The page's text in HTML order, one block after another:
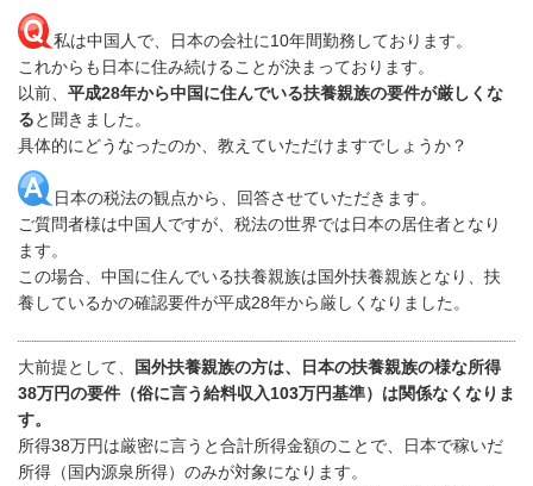
私は中国人で、日本の会社に10年間勤務しております。
これからも日本に住み続けることが決まっております。
以前、 平成28年から中国に住んでいる扶養親族の要件が厳しくな
ると聞きました。
具体的にどうなったのか、教えていただけますでしょうか？
日本の税法の観点から、回答させていただきます。
ご質問者様は中国人ですが、税法の世界では日本の居住者となり
ます。
この場合、中国に住んでいる扶養親族は国外扶養親族となり、扶
養しているかの確認要件が平成28年から厳しくなりました。
大前提として、 国外扶養親族の方は、日本の扶養親族の様な所得
38万円の要件（俗に言う給料収入103万円基準）は関係なくなりま
す。
所得38万円は厳密に言うと合計所得金額のことで、日本で稼いだ
所得（国内源泉所得）のみが対象になります。